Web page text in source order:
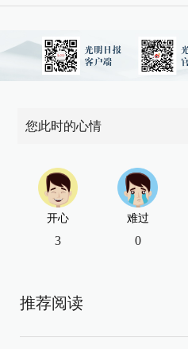
您此时的心情
开心
3
难过
0
推荐阅读